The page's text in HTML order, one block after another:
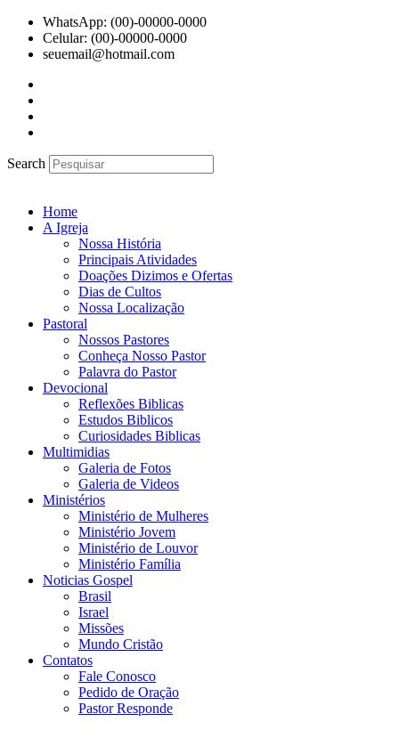
para
WhatsApp: (00)-00000-0000
Celular: (00)-00000-0000
seuemail@hotmail.com
Search
Home
A Igreja
Nossa História
Principais Atividades
Doações Dizimos e Ofertas
Dias de Cultos
Nossa Localização
Pastoral
Nossos Pastores
Conheça Nosso Pastor
Palavra do Pastor
Devocional
Reflexões Biblicas
Estudos Biblicos
Curiosidades Biblicas
Multimidias
Galeria de Fotos
Galeria de Videos
Ministérios
Ministério de Mulheres
Ministério Jovem
Ministério de Louvor
Ministério Família
Noticias Gospel
Brasil
Israel
Missões
Mundo Cristão
Contatos
Fale Conosco
Pedido de Oração
Pastor Responde